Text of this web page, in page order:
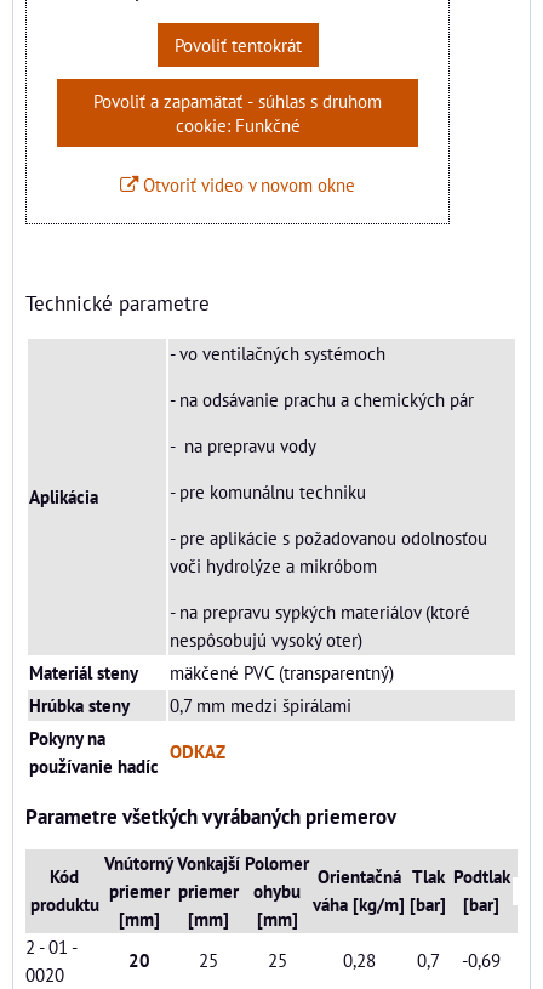
Povoliť tentokrát
Povoliť a zapamätať - súhlas s druhom
cookie: Funkčné
Otvoriť video v novom okne
Technické parametre
Aplikácia
- vo ventilačných systémoch
- na odsávanie prachu a chemických pár
- na prepravu vody
- pre komunálnu techniku
- pre aplikácie s požadovanou odolnosťou
voči hydrolýze a mikróbom
- na prepravu sypkých materiálov (ktoré
nespôsobujú vysoký oter)
Materiál steny
mäkčené PVC (transparentný)
Hrúbka steny
0,7 mm medzi špirálami
Pokyny na
používanie hadíc
ODKAZ
Parametre všetkých vyrábaných priemerov
Kód
produktu
Vnútorný
priemer
[mm]
Vonkajší
priemer
[mm]
Polomer
ohybu
[mm]
Orientačná
váha [kg/m]
Tlak
[bar]
Podtlak
[bar]
2 - 01 -
0020
20 25 25 0,28 0,7
-0,69